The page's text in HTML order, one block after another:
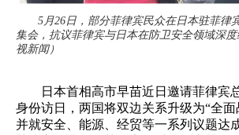
5月26日，部分菲律宾民众在日本驻菲律
集会，抗议菲律宾与日本在防卫安全领域深
视新闻）
日本首相高市早苗近日邀请菲律宾
身份访日，两国将双边关系升级为“全面
并就安全、能源、经贸等一系列议题达